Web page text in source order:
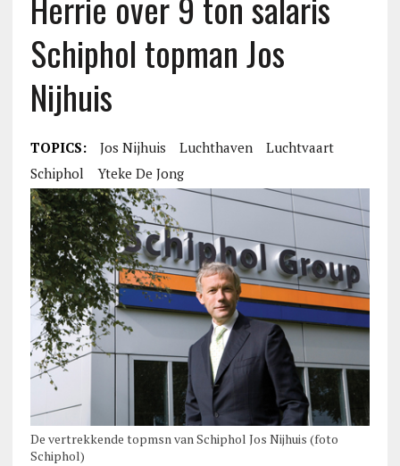
Schiphol topman Jos
Nijhuis
TOPICS: Jos Nijhuis Luchthaven
Luchtvaart
Schiphol
Yteke De Jong
De vertrekkende topmsn van Schiphol Jos Nijhuis (foto
Schiphol)